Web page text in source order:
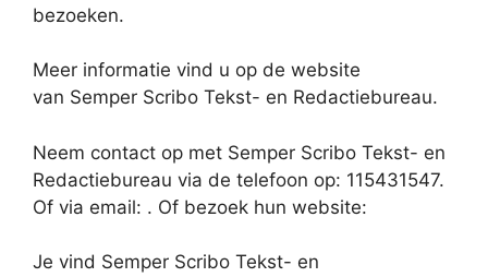
bezoeken.
Meer informatie vind u op de website
van Semper Scribo Tekst- en Redactiebureau.
Neem contact op met Semper Scribo Tekst- en
Redactiebureau via de telefoon op: 115431547.
Of via email: . Of bezoek hun website:
Je vind Semper Scribo Tekst- en